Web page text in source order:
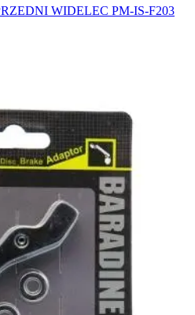
WIDELEC PM-IS-F203